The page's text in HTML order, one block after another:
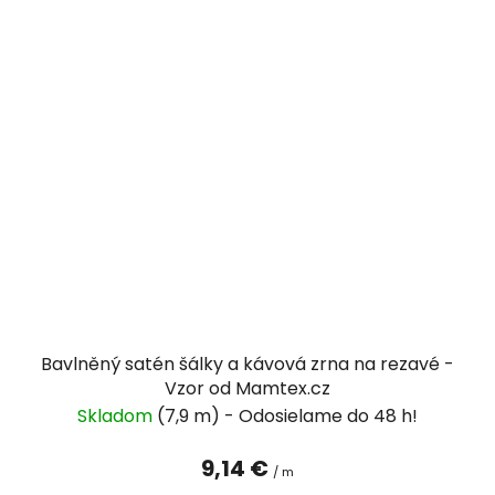
Bavlněný satén šálky a kávová zrna na rezavé -
Vzor od Mamtex.cz
Skladom (7,9 m)
9,14 € / m